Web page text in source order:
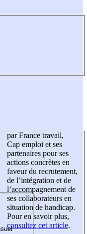
par France travail,
Cap emploi et ses
partenaires pour ses
actions concrètes en
faveur du recrutement,
de l’intégration et de
l’accompagnement de
ses collaborateurs en
situation de handicap.
Pour en savoir plus,
consultez cet article.